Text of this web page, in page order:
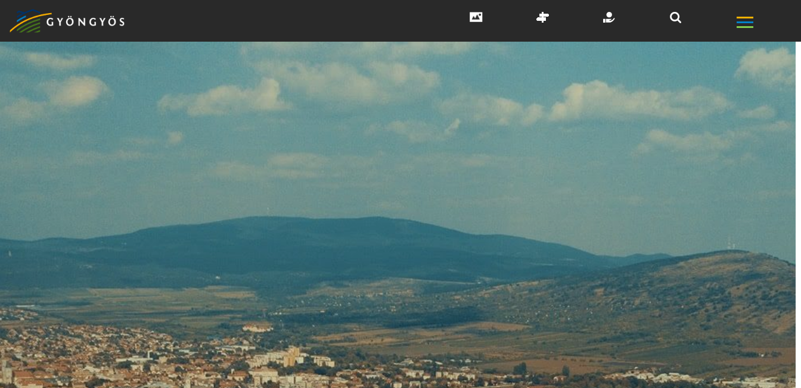
LÁTVÁNYOSSÁGOK
GYÖNGYÖS
ÉRTÉKTÁRA
VÁROSUNKRÓL
LAKOSSÁGI
INFORMÁCIÓK